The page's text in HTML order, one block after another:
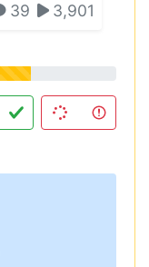
39 3,901